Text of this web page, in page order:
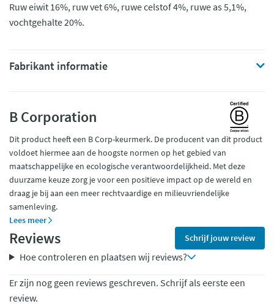
Ruw eiwit 16%, ruw vet 6%, ruwe celstof 4%, ruwe as 5,1%,
vochtgehalte 20%.
Fabrikant informatie
B Corporation
Dit product heeft een B Corp-keurmerk. De producent van dit product
voldoet hiermee aan de hoogste normen op het gebied van
maatschappelijke en ecologische verantwoordelijkheid. Met deze
duurzame keuze zorg je voor een positieve impact op de wereld en
draag je bij aan een meer rechtvaardige en milieuvriendelijke
samenleving.
Lees meer
Reviews Schrijf jouw review
Hoe controleren en plaatsen wij reviews?
Er zijn nog geen reviews geschreven. Schrijf als eerste een
review.